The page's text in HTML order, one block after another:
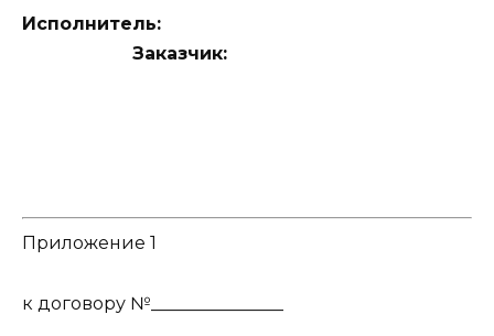
Исполнитель:
Заказчик:
Приложение 1
к договору №_______________